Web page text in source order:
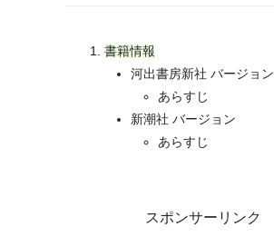
書籍情報
河出書房新社 バージョン
あらすじ
新潮社 バージョン
あらすじ
スポンサーリンク